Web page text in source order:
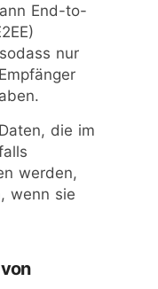
End-to-
nur
Daten, die im
werden,
wenn sie